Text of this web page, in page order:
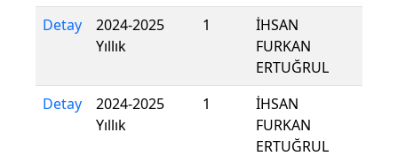
Detay
2024-2025
Yıllık
1
İHSAN
FURKAN
ERTUĞRUL
Detay
2024-2025
Yıllık
1
İHSAN
FURKAN
ERTUĞRUL